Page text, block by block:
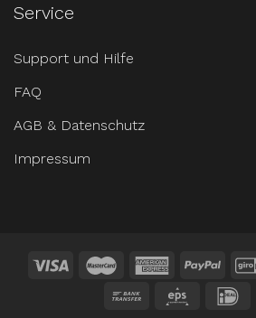
Service
Support und Hilfe
FAQ
AGB & Datenschutz
Impressum